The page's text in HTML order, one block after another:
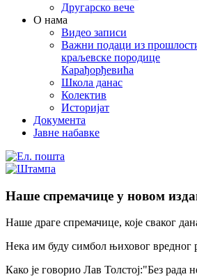
Другарско вече
O нама
Видео записи
Важни подаци из
краљевске породице
Карађорђевића
Школа данас
Колектив
Историјат
Документа
Јавне набавке
Наше спремачице у новом
Наше драге спремачице, које сваког
Нека им буду симбол њиховог вредног
Како је говорио Лав Толстој:"Без рада